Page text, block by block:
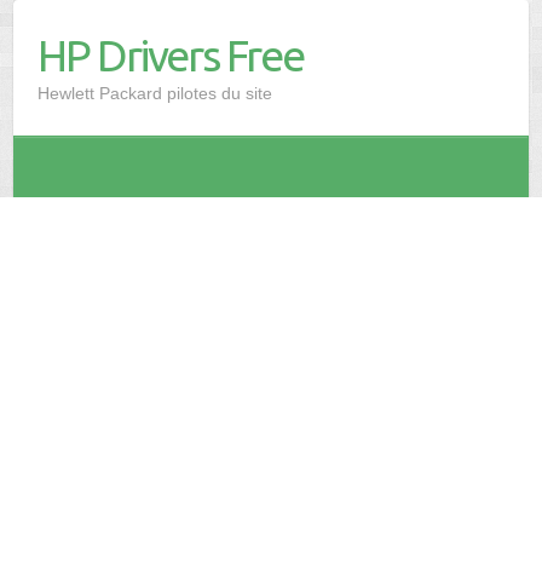
HP Drivers Free
Hewlett Packard pilotes du site